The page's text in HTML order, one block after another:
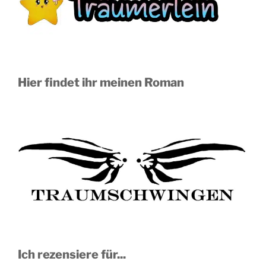
Hier findet ihr meinen Roman
Ich rezensiere für...